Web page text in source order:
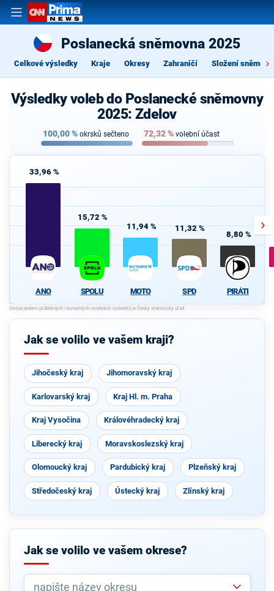
Poslanecká sněmovna 2025
Celkové výsledky Kraje Okresy Zahraničí Složení
Výsledky voleb do Poslanecké sněmovny
2025: Zdelov
100,00% okrsků sečteno 72,32% volební účast
33,96 %
ANO
15,72 %
SPOLU
11,94 %
MOTO
11,32 %
SPD
8,80 %
PIRÁTI
Jak se volilo ve vašem kraji?
Jihočeský kraj Jihomoravský kraj
Karlovarský kraj Kraj Hl. m. Praha
Kraj Vysočina Královéhradecký kraj
Liberecký kraj Moravskoslezský kraj
Olomoucký kraj Pardubický kraj Plzeňský kraj
Středočeský kraj Ústecký kraj Zlínský kraj
Jak se volilo ve vašem okrese?